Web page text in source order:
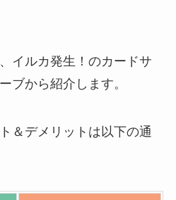
イルカ発生！のカードサ
ブから紹介します。
＆デメリットは以下の通